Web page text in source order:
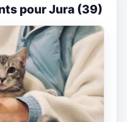
pour Jura (39)